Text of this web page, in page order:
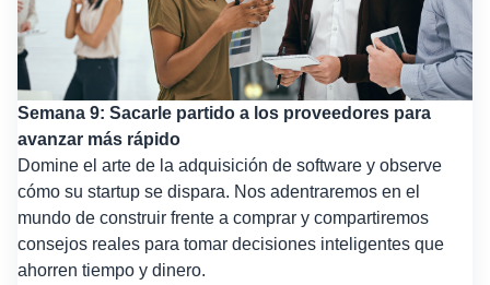
Semana 9: Sacarle partido a los proveedores para
avanzar más rápido
Domine el arte de la adquisición de software y observe
cómo su startup se dispara. Nos adentraremos en el
mundo de construir frente a comprar y compartiremos
consejos reales para tomar decisiones inteligentes que
ahorren tiempo y dinero.